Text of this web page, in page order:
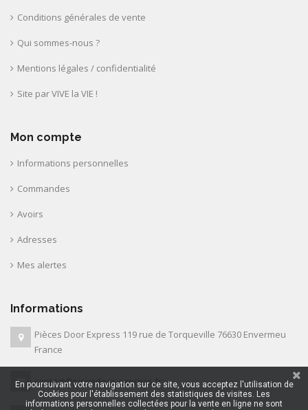
Conditions générales de vente
Qui sommes-nous ?
Mentions légales / confidentialité
Site par VIVE la VIE !
Mon compte
Informations personnelles
Commandes
Avoirs
Adresses
Mes alertes
Informations
Pièces Door Express 119 rue de Torqueville 76630 Envermeu
France
contact@piecedoor-express.fr
En poursuivant votre navigation sur ce site, vous acceptez l'utilisation de
Cookies pour l'établissement des statistiques de visites. Les
informations personnelles collectées pour la vente en ligne ne sont